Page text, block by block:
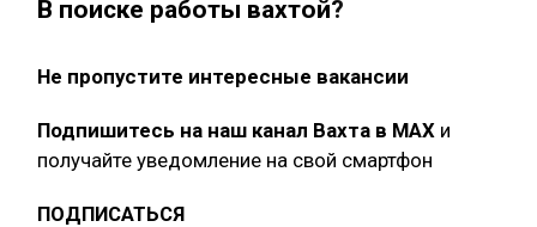
В поиске работы вахтой?
Не пропустите интересные вакансии
Подпишитесь на наш канал Вахта в МАХ и
получайте уведомление на свой смартфон
ПОДПИСАТЬСЯ